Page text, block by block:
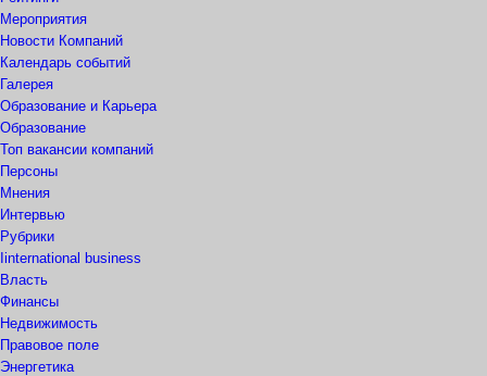
Мероприятия
Новости Компаний
Календарь событий
Галерея
Образование и Карьера
Образование
Топ вакансии компаний
Персоны
Мнения
Интервью
Рубрики
Iinternational business
Власть
Финансы
Недвижимость
Правовое поле
Энергетика